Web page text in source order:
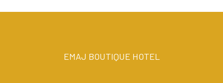
EMAJ BOUTIQUE HOTEL